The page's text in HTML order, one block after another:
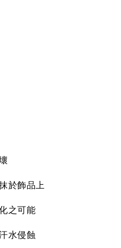
於飾品上
之可能
水侵蝕